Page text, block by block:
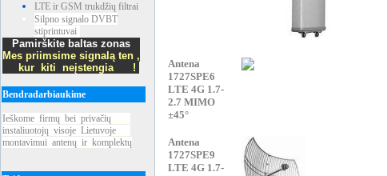
LTE ir GSM trukdžių filtrai
Silpno signalo DVBT
stiprintuvai
Pamirškite baltas zonas
Mes priimsime signalą ten ,
kur kiti neįstengia !
Bendradarbiaukime
Ieškome firmų bei privačių
instaliuotojų visoje Lietuvoje
montavimui antenų ir komplektų
Antena
1727SPE6
LTE 4G 1.7-
2.7 MIMO
±45°
Antena
1727SPE9
LTE 4G 1.7-